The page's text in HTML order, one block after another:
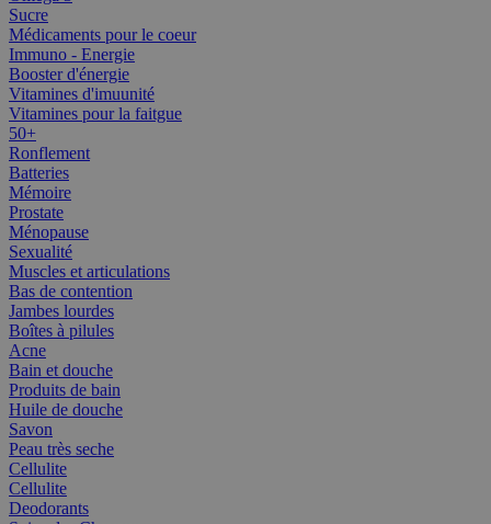
Sucre
Médicaments pour le coeur
Immuno - Energie
Booster d'énergie
Vitamines d'imuunité
Vitamines pour la faitgue
50+
Ronflement
Batteries
Mémoire
Prostate
Ménopause
Sexualité
Muscles et articulations
Bas de contention
Jambes lourdes
Boîtes à pilules
Acne
Bain et douche
Produits de bain
Huile de douche
Savon
Peau très seche
Cellulite
Cellulite
Deodorants